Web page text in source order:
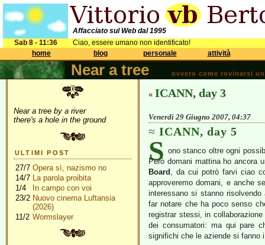
Affacciato sul Web dal 1995
Sab 8 - 11:36
Ciao, essere umano non identificato!
home
blog personale attività
Near a tree ovvero come rovinarsi
Near a tree by a river
there's a hole in the ground
ULTIMI POST
27/7 Opera sì, nazismo no
14/7 La parola proibita
1/4
In campo con voi
23/2 Nuovo cinema Luftansia
(2026)
11/2 Wormslayer
« ICANN, day 3
Venerdì 29 Giugno 2007, 04:37
ICANN, day 5
S ono stanco oltre ogni
Però domani mattina ho ancora
Board , da cui potrò farvi ciao
approveremo domani, e anche
interessano si stanno
far notare che ha poco senso
registrar stessi, in
dei consumatori: ma qui pare
significhi che le aziende si fanno